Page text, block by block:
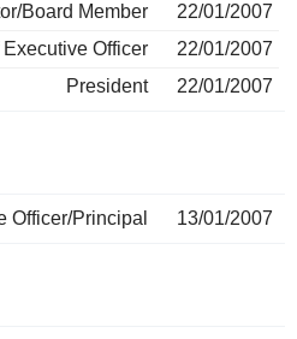
Board Member
22/01/2007
Officer
22/01/2007
President
22/01/2007
Officer/Principal 13/01/2007